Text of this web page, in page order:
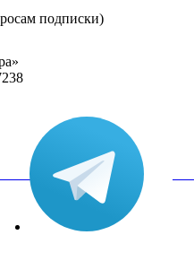
подписки)